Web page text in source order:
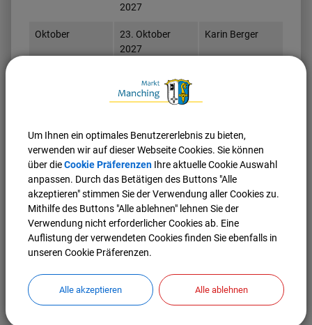
2027
Oktober
23. Oktober
2027
Karin Berger
2027
2027
Melden Sie Ihre Eheschließung gerne vorab per Mail an
standesamt@manching.de
mit diesem Formular an:
Anmeldung der Eheschließung.pdf
Leitung:
KerstinSchmid
Tel.:08459 85-14
Um Ihnen ein optimales Benutzererlebnis zu bieten,
verwenden wir auf dieser Webseite Cookies. Sie können
über dieCookie Präferenzen Ihre aktuelle Cookie Auswahl
anpassen. Durch das Betätigen des Buttons "Alle
akzeptieren" stimmen Sie der Verwendung aller Cookies zu.
Mithilfe des Buttons "Alle ablehnen" lehnen Sie der
Verwendung nicht erforderlicher Cookies ab. Eine
Auflistung der verwendeten Cookies finden Sie ebenfalls in
unseren Cookie Präferenzen.
Alle akzeptieren Alle ablehnen